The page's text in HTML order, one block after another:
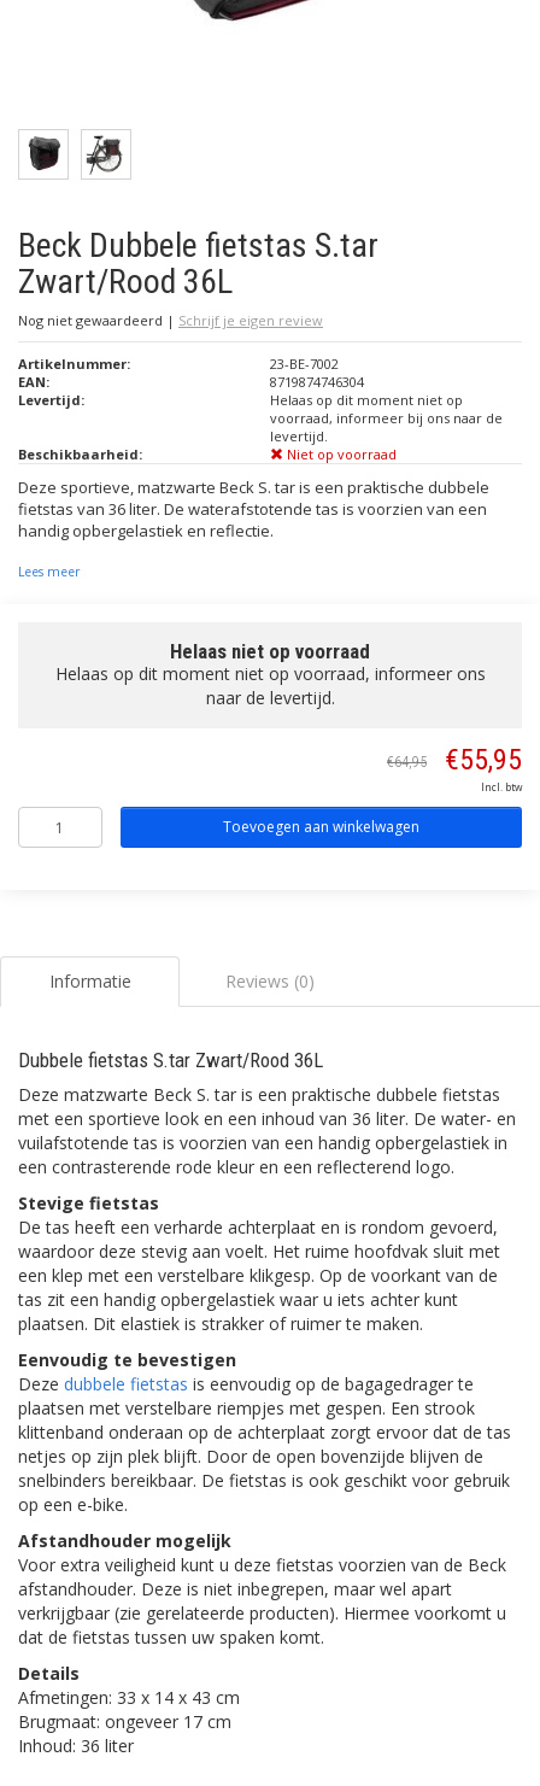
Beck Dubbele fietstas S.tar
Zwart/Rood 36L
Nog niet gewaardeerd | Schrijf je eigen review
Artikelnummer:
23-BE-7002
EAN:
8719874746304
Levertijd:
Helaas op dit moment niet op
voorraad, informeer bij ons naar de
levertijd.
Beschikbaarheid:
Niet op voorraad
Deze sportieve, matzwarte Beck S. tar is een praktische dubbele
fietstas van 36 liter. De waterafstotende tas is voorzien van een
handig opbergelastiek en reflectie.
Lees meer
Helaas niet op voorraad
Helaas op dit moment niet op voorraad, informeer ons
naar de levertijd.
€64,95 €55,95
Incl. btw
Toevoegen aan winkelwagen
Informatie Reviews (0)
Dubbele fietstas S.tar Zwart/Rood 36L
Deze matzwarte Beck S. tar is een praktische dubbele fietstas
met een sportieve look en een inhoud van 36 liter. De water- en
vuilafstotende tas is voorzien van een handig opbergelastiek in
een contrasterende rode kleur en een reflecterend logo.
Stevige fietstas
De tas heeft een verharde achterplaat en is rondom gevoerd,
waardoor deze stevig aan voelt. Het ruime hoofdvak sluit met
een klep met een verstelbare klikgesp. Op de voorkant van de
tas zit een handig opbergelastiek waar u iets achter kunt
plaatsen. Dit elastiek is strakker of ruimer te maken.
Eenvoudig te bevestigen
Deze dubbele fietstas is eenvoudig op de bagagedrager te
plaatsen met verstelbare riempjes met gespen. Een strook
klittenband onderaan op de achterplaat zorgt ervoor dat de tas
netjes op zijn plek blijft. Door de open bovenzijde blijven de
snelbinders bereikbaar. De fietstas is ook geschikt voor gebruik
op een e-bike.
Afstandhouder mogelijk
Voor extra veiligheid kunt u deze fietstas voorzien van de Beck
afstandhouder. Deze is niet inbegrepen, maar wel apart
verkrijgbaar (zie gerelateerde producten). Hiermee voorkomt u
dat de fietstas tussen uw spaken komt.
Details
Afmetingen: 33 x 14 x 43 cm
Brugmaat: ongeveer 17 cm
Inhoud: 36 liter